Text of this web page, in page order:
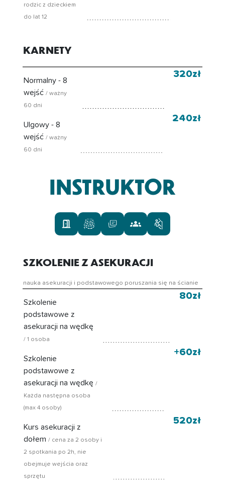
rodzic z dzieckiem
do lat 12
KARNETY
Normalny - 8
wejść/ ważny
60 dni
320zł
Ulgowy - 8
wejść/ ważny
60 dni
240zł
INSTRUKTOR
SZKOLENIE Z ASEKURACJI
nauka asekuracji i podstawowego poruszania się na ścianie
Szkolenie
podstawowe z
asekuracji na wędkę
/ 1 osoba
80zł
Szkolenie
podstawowe z
asekuracji na wędkę/
Każda następna osoba
(max 4 osoby)
+60zł
Kurs asekuracji z
dołem/ cena za 2 osoby i
2 spotkania po 2h, nie
obejmuje wejścia oraz
sprzętu
520zł